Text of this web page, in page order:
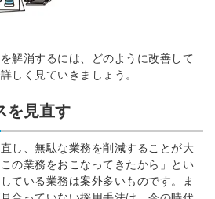
解消するには、どのように改善して
しく見ていきましょう。
を見直す
し、無駄な業務を削減することが大
の業務をおこなってきたから」とい
ている業務は案外多いものです。ま